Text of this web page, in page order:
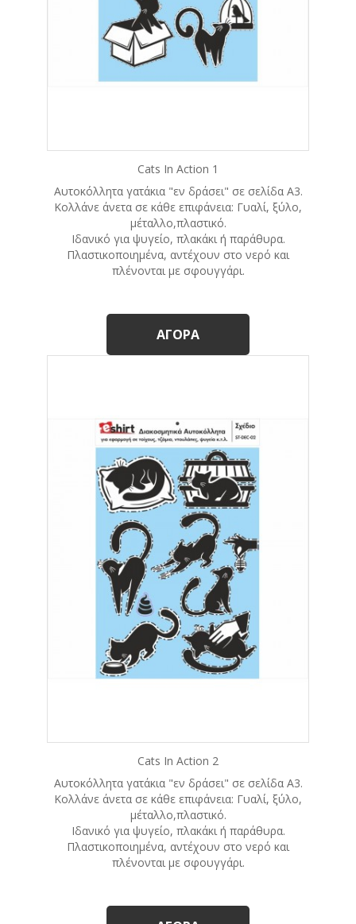
Cats In Action 1
Αυτοκόλλητα γατάκια "εν δράσει" σε σελίδα A3.
Κολλάνε άνετα σε κάθε επιφάνεια: Γυαλί, ξύλο,
μέταλλο,πλαστικό.
Ιδανικό για ψυγείο, πλακάκι ή παράθυρα.
Πλαστικοποιημένα, αντέχουν στο νερό και
πλένονται με σφουγγάρι.
ΑΓΟΡΆ
Cats In Action 2
Αυτοκόλλητα γατάκια "εν δράσει" σε σελίδα A3.
Κολλάνε άνετα σε κάθε επιφάνεια: Γυαλί, ξύλο,
μέταλλο,πλαστικό.
Ιδανικό για ψυγείο, πλακάκι ή παράθυρα.
Πλαστικοποιημένα, αντέχουν στο νερό και
πλένονται με σφουγγάρι.